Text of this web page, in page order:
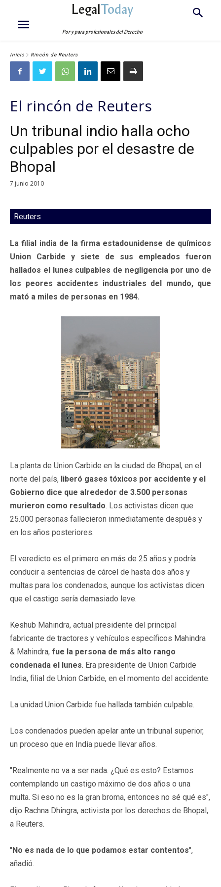
LegalToday
Por y para profesionales del Derecho
Inicio Rincón de Reuters
El rincón de Reuters
Un tribunal indio halla ocho
culpables por el desastre de
Bhopal
7 junio 2010
Reuters
La filial india de la firma estadounidense de químicos
Union Carbide y siete de sus empleados fueron
hallados el lunes culpables de negligencia por uno de
los peores accidentes industriales del mundo, que
mató a miles de personas en 1984.
La planta de Union Carbide en la ciudad de Bhopal, en el
norte del país, liberó gases tóxicos por accidente y el
Gobierno dice que alrededor de 3.500 personas
murieron como resultado. Los activistas dicen que
25.000 personas fallecieron inmediatamente después y
en los años posteriores.
El veredicto es el primero en más de 25 años y podría
conducir a sentencias de cárcel de hasta dos años y
multas para los condenados, aunque los activistas dicen
que el castigo sería demasiado leve.
Keshub Mahindra, actual presidente del principal
fabricante de tractores y vehículos específicos Mahindra
& Mahindra, fue la persona de más alto rango
condenada el lunes. Era presidente de Union Carbide
India, filial de Union Carbide, en el momento del accidente.
La unidad Union Carbide fue hallada también culpable.
Los condenados pueden apelar ante un tribunal superior,
un proceso que en India puede llevar años.
"Realmente no va a ser nada. ¿Qué es esto? Estamos
contemplando un castigo máximo de dos años o una
multa. Si eso no es la gran broma, entonces no sé qué es",
dijo Rachna Dhingra, activista por los derechos de Bhopal,
a Reuters.
"No es nada de lo que podamos estar contentos",
añadió.